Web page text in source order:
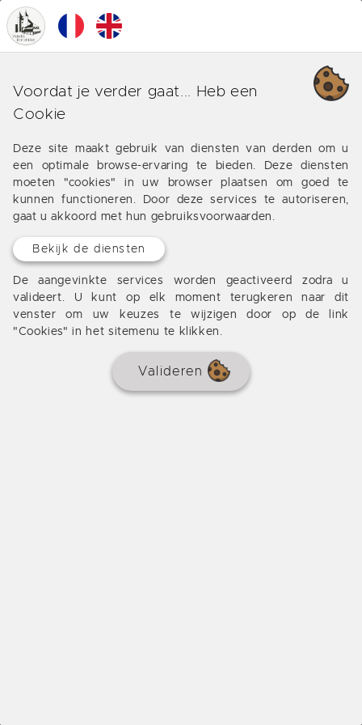
Onze verschillende business
rond Pessac
Aanbiedingen van onze bureau rond Pessac
Geen resultaten
Voordat je verder gaat... Heb een
Cookie
Deze site maakt gebruik van diensten van derden om u
een optimale browse-ervaring te bieden. Deze diensten
moeten "cookies" in uw browser plaatsen om goed te
kunnen functioneren. Door deze services te autoriseren,
gaat u akkoord met hun gebruiksvoorwaarden.
Bekijk de diensten
De aangevinkte services worden geactiveerd zodra u
valideert. U kunt op elk moment terugkeren naar dit
venster om uw keuzes te wijzigen door op de link
"Cookies" in het sitemenu te klikken.
Valideren